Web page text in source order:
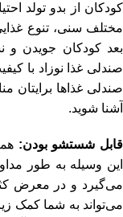
کودکان از بدو تولد
بعد کودکان جویدن و
صندلی غذا نوزاد با
صندلی غذاها برایتان
آشنا شوید.
قابل شستشو بودن:
این وسیله به طور
می‌گیرد و در معرض
می‌تواند به شما کمک